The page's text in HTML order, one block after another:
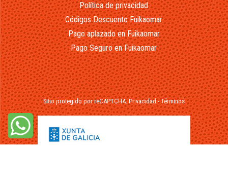
Política de privacidad
Códigos Descuento Fuikaomar
Pago aplazado en Fuikaomar
Pago Seguro en Fuikaomar
Sitio protegido por reCAPTCHA.Privacidad-Términos